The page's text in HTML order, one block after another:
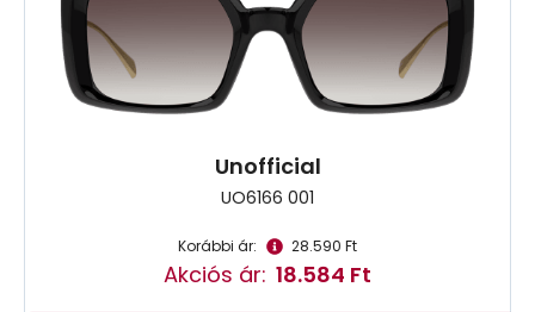
Unofficial
UO6166 001
Korábbi ár: 28.590 Ft
Akciós ár: 18.584 Ft